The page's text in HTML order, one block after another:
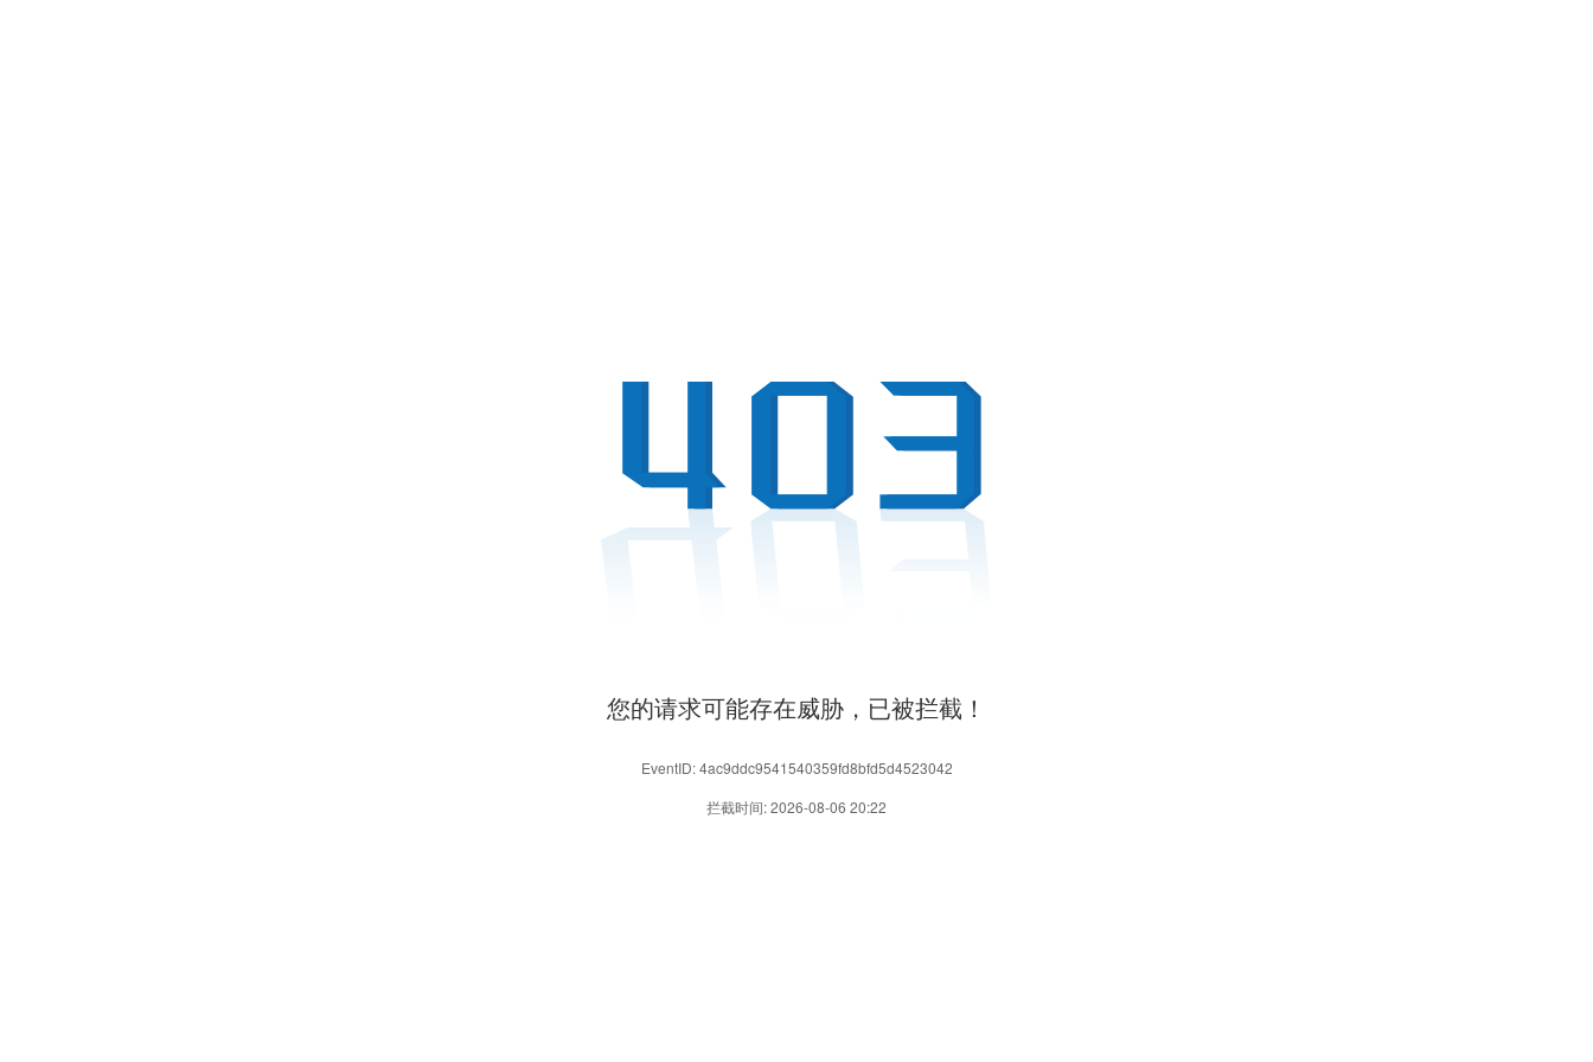
您的请求可能存在威胁，已被拦截！
EventID: 4ac9ddc9541540359fd8bfd5d4523042
拦截时间: 2026-08-06 20:22